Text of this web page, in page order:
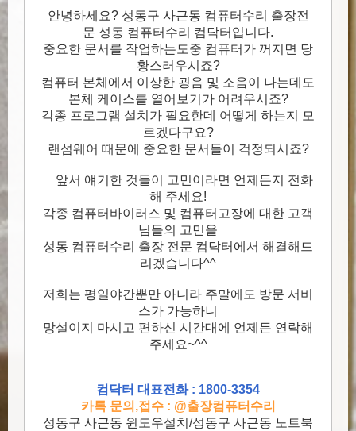
안녕하세요? 성동구 사근동 컴퓨터수리 출장전
문 성동 컴퓨터수리 컴닥터입니다.
중요한 문서를 작업하는도중 컴퓨터가 꺼지면 당
황스러우시죠?
컴퓨터 본체에서 이상한 굉음 및 소음이 나는데도
본체 케이스를 열어보기가 어려우시죠?
각종 프로그램 설치가 필요한데 어떻게 하는지 모
르겠다구요?
랜섬웨어 때문에 중요한 문서들이 걱정되시죠?
앞서 얘기한 것들이 고민이라면 언제든지 전화
해 주세요!
각종 컴퓨터바이러스 및 컴퓨터고장에 대한 고객
님들의 고민을
성동 컴퓨터수리 출장 전문 컴닥터에서 해결해드
리겠습니다^^
저희는 평일야간뿐만 아니라 주말에도 방문 서비
스가 가능하니
망설이지 마시고 편하신 시간대에 언제든 연락해
주세요~^^
컴닥터 대표전화 : 1800-3354
카톡 문의,접수 : @출장컴퓨터수리
성동구 사근동 윈도우설치/성동구 사근동 노트북